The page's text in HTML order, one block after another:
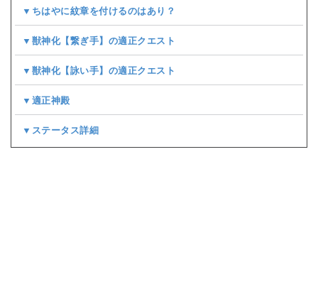
▼ちはやに紋章を付けるのはあり？
▼獣神化【繋ぎ手】の適正クエスト
▼獣神化【詠い手】の適正クエスト
▼適正神殿
▼ステータス詳細